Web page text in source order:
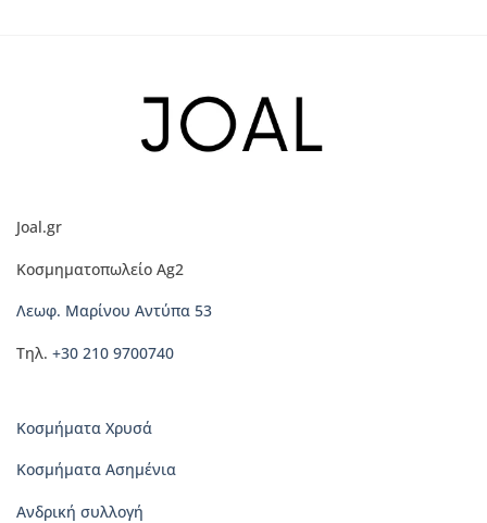
Joal.gr
Κοσμηματοπωλείο Ag2
Λεωφ. Μαρίνου Αντύπα 53
Τηλ. +30 210 9700740
Κοσμήματα Χρυσά
Κοσμήματα Ασημένια
Ανδρική συλλογή